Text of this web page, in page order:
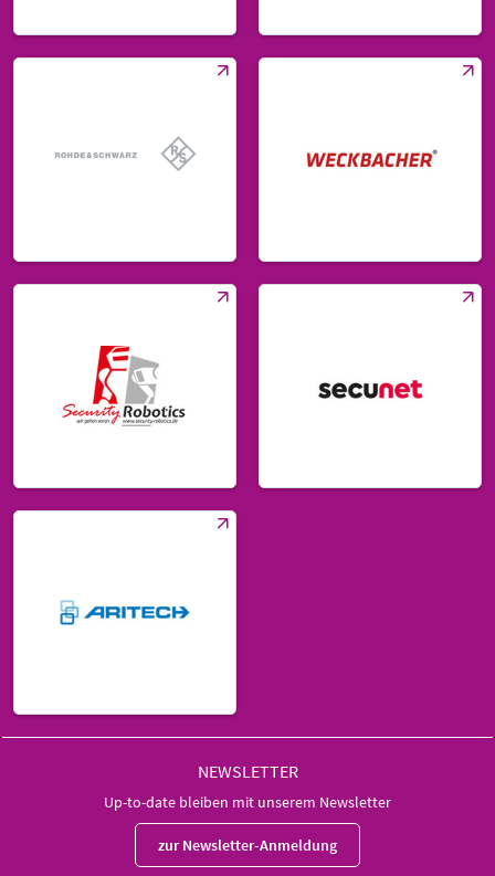
NEWSLETTER
Up-to-date bleiben mit unserem Newsletter
zur Newsletter-Anmeldung